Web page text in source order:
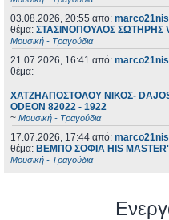
03.08.2026, 20:55 από: marco21nis
θέμα: ΣΤΑΣΙΝΟΠΟΥΛΟΣ ΣΩΤΗΡΗΣ
Μουσική - Τραγούδια
21.07.2026, 16:41 από: marco21nis
θέμα:
ΧΑΤΖΗΑΠΟΣΤΟΛΟΥ ΝΙΚΟΣ-
ODEON 82022 - 1922
~ Μουσική - Τραγούδια
17.07.2026, 17:44 από: marco21nis
θέμα: ΒΕΜΠΟ ΣΟΦΙΑ HIS
Μουσική - Τραγούδια